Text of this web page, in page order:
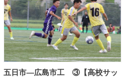
五日市―広島市工 ③【高校サッ